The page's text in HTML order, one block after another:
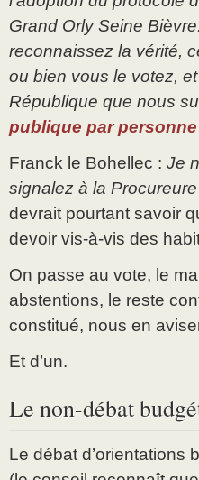
Grand Orly Seine
reconnaissez la vérité,
ou bien vous le votez,
République que nous
publique par
Franck le Bohellec : Je
signalez à la
devrait pourtant savoir
devoir vis-à-vis des
On passe au vote, le
abstentions, le reste
constitué, nous en
Et d’un.
Le non-débat
Le débat d’orientations